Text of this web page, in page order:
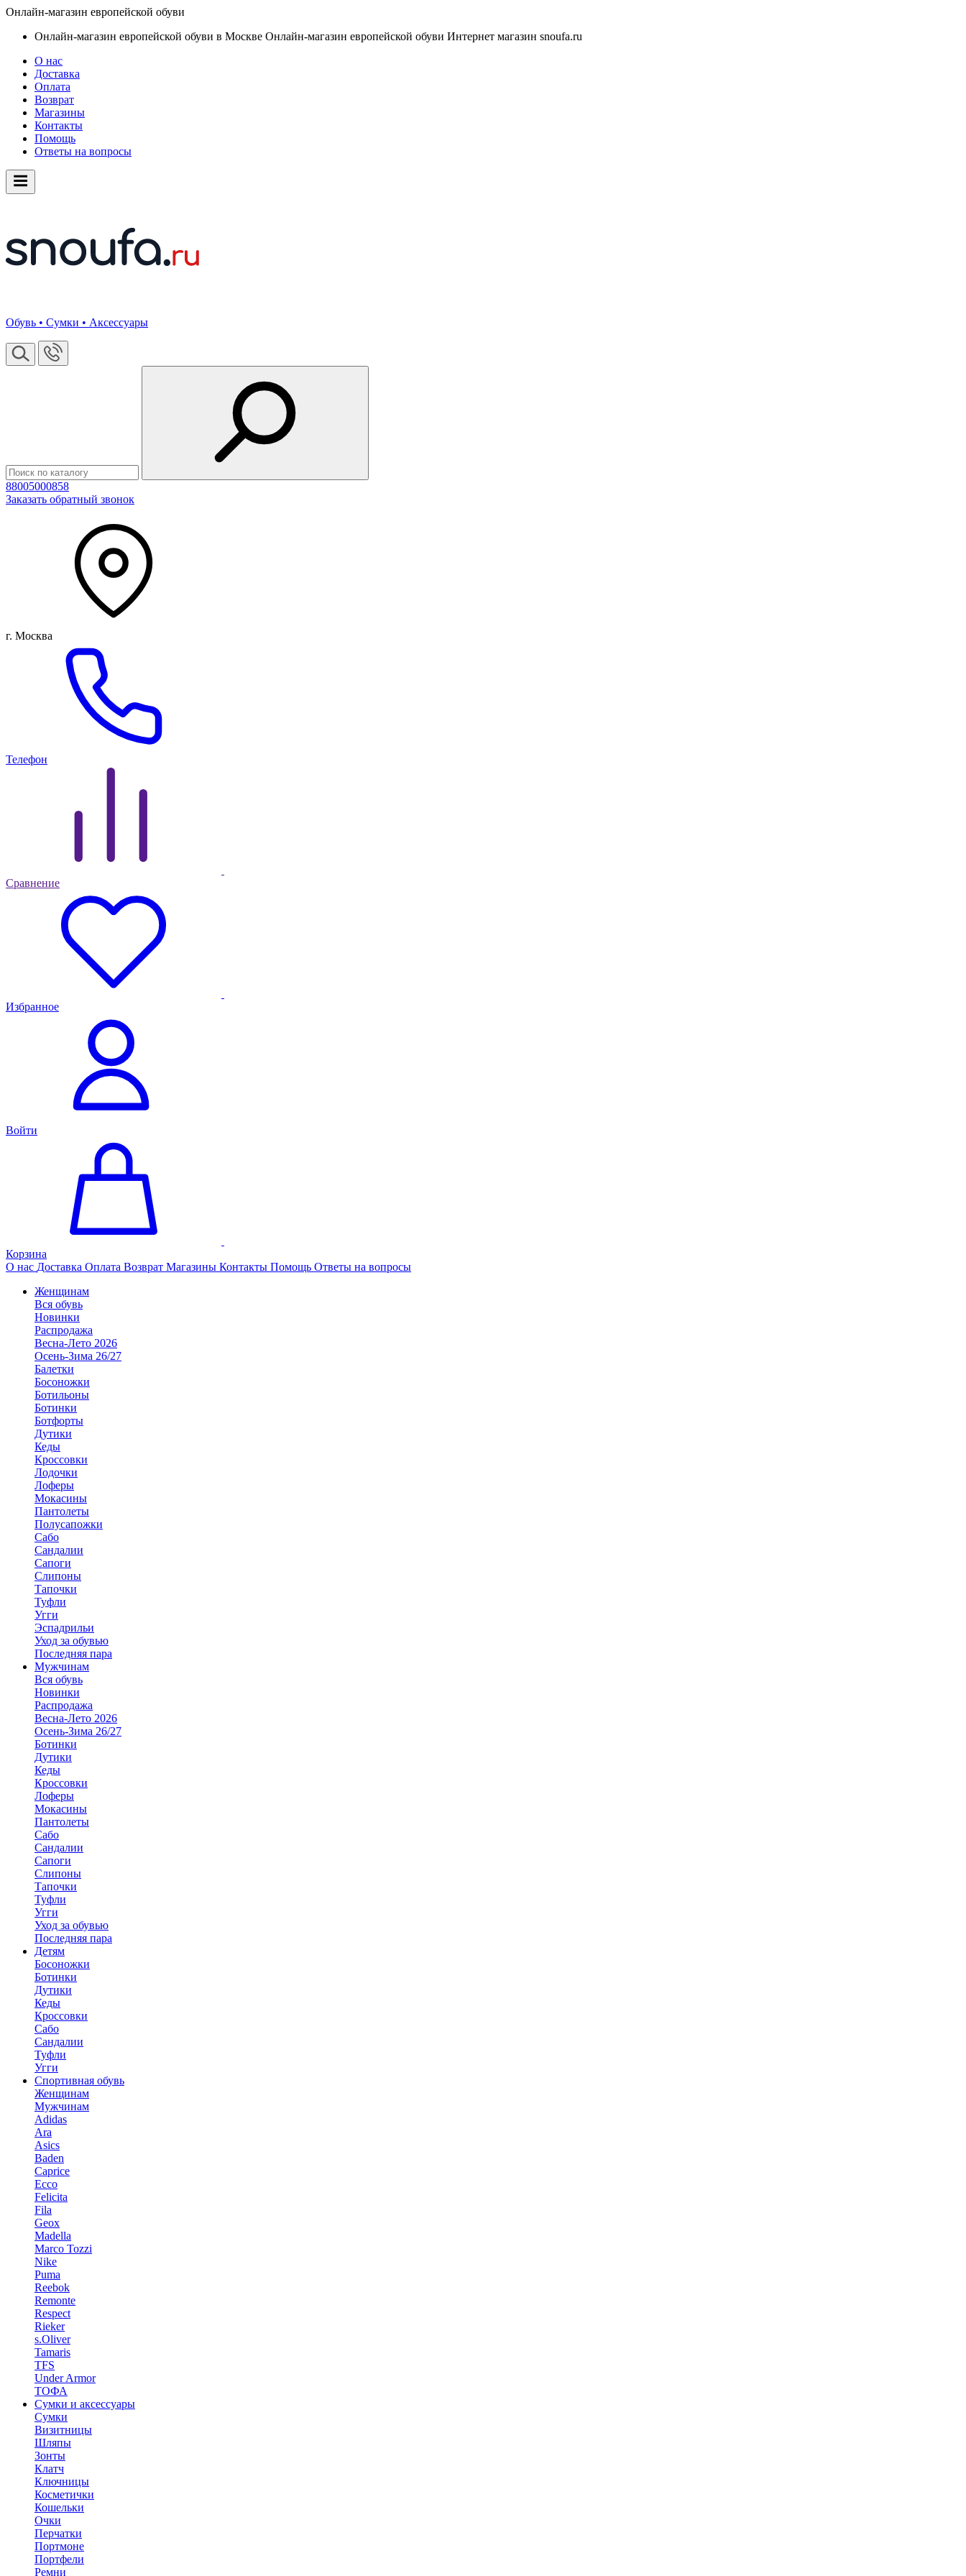
Онлайн-магазин европейской обуви
Онлайн-магазин европейской обуви в Москве Онлайн-магазин европейской обуви Интернет магазин snoufa.ru
О нас
Доставка
Оплата
Возврат
Магазины
Контакты
Помощь
Ответы на вопросы
Обувь • Сумки • Аксессуары
88005000858
Заказать обратный звонок
г. Москва
Телефон
Сравнение
Избранное
Войти
Корзина
О нас Доставка Оплата Возврат Магазины Контакты Помощь Ответы на вопросы
Женщинам
Вся обувь
Новинки
Распродажа
Весна-Лето 2026
Осень-Зима 26/27
Балетки
Босоножки
Ботильоны
Ботинки
Ботфорты
Дутики
Кеды
Кроссовки
Лодочки
Лоферы
Мокасины
Пантолеты
Полусапожки
Сабо
Сандалии
Сапоги
Слипоны
Тапочки
Туфли
Угги
Эспадрильи
Уход за обувью
Последняя пара
Мужчинам
Вся обувь
Новинки
Распродажа
Весна-Лето 2026
Осень-Зима 26/27
Ботинки
Дутики
Кеды
Кроссовки
Лоферы
Мокасины
Пантолеты
Сабо
Сандалии
Сапоги
Слипоны
Тапочки
Туфли
Угги
Уход за обувью
Последняя пара
Детям
Босоножки
Ботинки
Дутики
Кеды
Кроссовки
Сабо
Сандалии
Туфли
Угги
Спортивная обувь
Женщинам
Мужчинам
Adidas
Ara
Asics
Baden
Caprice
Ecco
Felicita
Fila
Geox
Madella
Marco Tozzi
Nike
Puma
Reebok
Remonte
Respect
Rieker
s.Oliver
Tamaris
TFS
Under Armor
ТОФА
Сумки и аксессуары
Сумки
Визитницы
Шляпы
Зонты
Клатч
Ключницы
Косметички
Кошельки
Очки
Перчатки
Портмоне
Портфели
Ремни